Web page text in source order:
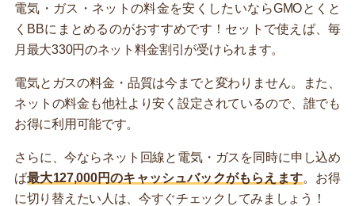
電気・ガス・ネットの料金を安くしたいならGMOとくと
くBBにまとめるのがおすすめです！セットで使えば、毎
月最大330円のネット料金割引が受けられます。
電気とガスの料金・品質は今までと変わりません。また、
ネットの料金も他社より安く設定されているので、誰でも
お得に利用可能です。
さらに、今ならネット回線と電気・ガスを同時に申し込め
ば最大127,000円のキャッシュバックがもらえます。お得
に切り替えたい人は、今すぐチェックしてみましょう！